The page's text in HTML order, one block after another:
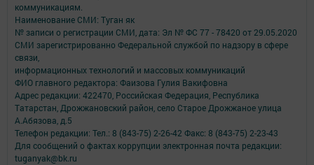
коммуникациям.
Наименование СМИ: Туган як
№ записи о регистрации СМИ, дата: Эл № ФС 77 - 78420 от 29.05.2020
СМИ зарегистрированно Федеральной службой по надзору в сфере
связи,
информационных технологий и массовых коммуникаций
ФИО главного редактора: Фаизова Гулия Вакифовна
Адрес редакции: 422470, Российская Федерация, Республика
Татарстан, Дрожжановский район, село Старое Дрожжаное улица
А.Абязова, д.5
Телефон редакции: Тел.: 8 (843-75) 2-26-42 Факс: 8 (843-75) 2-23-43
Для сообщений о фактах коррупции электронная почта редакции:
tuganyak@bk.ru